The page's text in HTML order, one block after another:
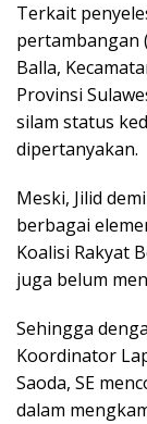
Terkait
pertambangan
Balla,
Provinsi
silam status
dipertanyakan.
Meski, Jilid
berbagai
Koalisi Rakyat
juga belum
Sehingga
Koordinator
Saoda, SE
dalam